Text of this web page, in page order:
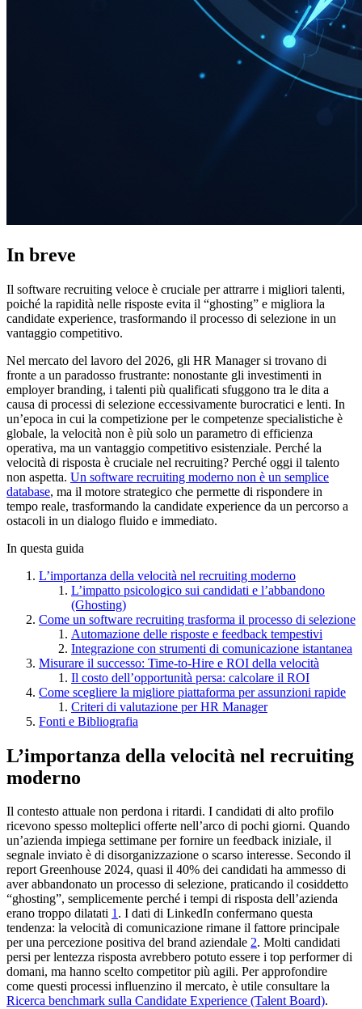
In breve
Il software recruiting veloce è cruciale per attrarre i migliori talenti,
poiché la rapidità nelle risposte evita il “ghosting” e migliora la
candidate experience, trasformando il processo di selezione in un
vantaggio competitivo.
Nel mercato del lavoro del 2026, gli HR Manager si trovano di
fronte a un paradosso frustrante: nonostante gli investimenti in
employer branding, i talenti più qualificati sfuggono tra le dita a
causa di processi di selezione eccessivamente burocratici e lenti. In
un’epoca in cui la competizione per le competenze specialistiche è
globale, la velocità non è più solo un parametro di efficienza
operativa, ma un vantaggio competitivo esistenziale. Perché la
velocità di risposta è cruciale nel recruiting? Perché oggi il talento
non aspetta. Un software recruiting moderno non è un semplice
database, ma il motore strategico che permette di rispondere in
tempo reale, trasformando la candidate experience da un percorso a
ostacoli in un dialogo fluido e immediato.
In questa guida
L’importanza della velocità nel recruiting moderno
L’impatto psicologico sui candidati e l’abbandono
(Ghosting)
Come un software recruiting trasforma il processo di selezione
Automazione delle risposte e feedback tempestivi
Integrazione con strumenti di comunicazione istantanea
Misurare il successo: Time-to-Hire e ROI della velocità
Il costo dell’opportunità persa: calcolare il ROI
Come scegliere la migliore piattaforma per assunzioni rapide
Criteri di valutazione per HR Manager
Fonti e Bibliografia
L’importanza della velocità nel recruiting
moderno
Il contesto attuale non perdona i ritardi. I candidati di alto profilo
ricevono spesso molteplici offerte nell’arco di pochi giorni. Quando
un’azienda impiega settimane per fornire un feedback iniziale, il
segnale inviato è di disorganizzazione o scarso interesse. Secondo il
report Greenhouse 2024, quasi il 40% dei candidati ha ammesso di
aver abbandonato un processo di selezione, praticando il cosiddetto
“ghosting”, semplicemente perché i tempi di risposta dell’azienda
erano troppo dilatati 1. I dati di LinkedIn confermano questa
tendenza: la velocità di comunicazione rimane il fattore principale
per una percezione positiva del brand aziendale 2. Molti candidati
persi per lentezza risposta avrebbero potuto essere i top performer di
domani, ma hanno scelto competitor più agili. Per approfondire
come questi processi influenzino il mercato, è utile consultare la
Ricerca benchmark sulla Candidate Experience (Talent Board).